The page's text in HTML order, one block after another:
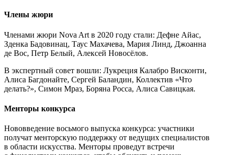
Члены жюри
Членами жюри Nova Art в 2020 году стали: Дефне Айас,
Зденка Бадовинац, Таус Махачева, Мария Линд, Джоанна
де Вос, Петр Белый, Алексей Новосёлов.
В экспертный совет вошли: Лукреция Калабро Висконти,
Алиса Багдонайте, Сергей Баландин, Коллектив «Что
делать?», Симон Мраз, Боряна Росса, Алиса Савицкая.
Менторы конкурса
Нововведение восьмого выпуска конкурса: участники
получат менторскую поддержку от ведущих специалистов
в области искусства. Менторы проведут встречи